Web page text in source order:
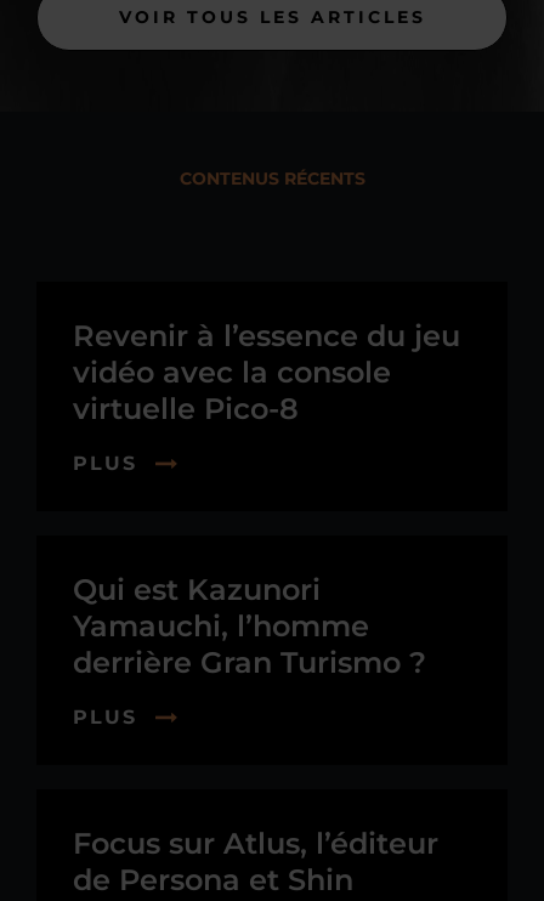
VOIR TOUS LES ARTICLES
CONTENUS RÉCENTS
Revenir à l’essence du jeu
vidéo avec la console
virtuelle Pico-8
PLUS
Qui est Kazunori
Yamauchi, l’homme
derrière Gran Turismo ?
PLUS
Focus sur Atlus, l’éditeur
de Persona et Shin